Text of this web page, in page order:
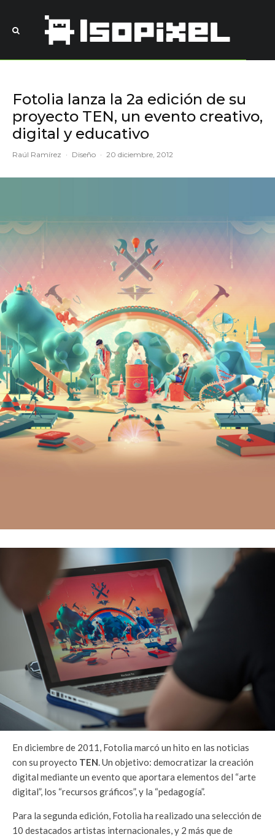
Fotolia lanza la 2a edición de su
proyecto TEN, un evento creativo,
digital y educativo
Raúl Ramírez · Diseño · 20 diciembre, 2012
En diciembre de 2011, Fotolia marcó un hito en las noticias
con su proyecto TEN. Un objetivo: democratizar la creación
digital mediante un evento que aportara elementos del “arte
digital”, los “recursos gráficos”, y la “pedagogía”.
Para la segunda edición, Fotolia ha realizado una selección de
10 destacados artistas internacionales, y 2 más que de